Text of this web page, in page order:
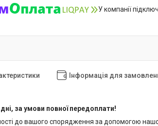
У компанії
Інформація для
за умови повної передоплати!
до вашого спорядження за допомогою